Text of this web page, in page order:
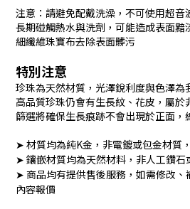
注意：請避免配戴洗澡，不可使用超音
長期碰觸熱水與洗劑，可能造成表面黯
細纖維珠寶布去除表面髒污
特別注意
珍珠為天然材質，光澤銳利度與色澤為
高品質珍珠仍會有生長紋、花皮，屬於
篩選將確保生長痕跡不會出現於正面，
➤ 材質均為純K金，非電鍍或包金材質
➤ 鑲嵌材質均為天然材料，非人工鑽石
➤ 商品均有提供售後服務，如需修改、
內容報價